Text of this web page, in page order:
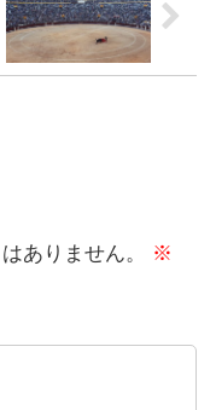
ありません。
※